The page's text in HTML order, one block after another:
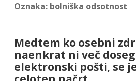
Oznaka: bolniška odsotnost
Medtem ko osebni
naenkrat ni več
elektronski pošti, se